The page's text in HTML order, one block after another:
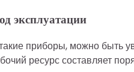
эксплуатации
приборы, можно быть
ресурс составляет